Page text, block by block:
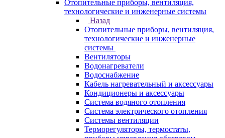
Отопительные приборы, вентиляция,
технологические и инженерные системы
Назад
Отопительные приборы, вентиляция,
технологические и инженерные
системы
Вентиляторы
Водонагреватели
Водоснабжение
Кабель нагревательный и аксессуары
Кондиционеры и аксессуары
Система водяного отопления
Система электрического отопления
Системы вентиляции
Терморегуляторы, термостаты,